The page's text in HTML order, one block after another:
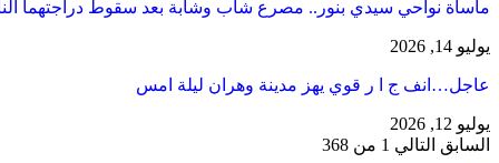
مأساة نواحي سيدي بنور.. مصرع شاب وشابة بعد سقوط دراجتهما
يوليو 14, 2026
عاجل…انف ج ا ر قوي يهز مدينة وهران ليلة امس
يوليو 12, 2026
السابق التالي 1 من 368